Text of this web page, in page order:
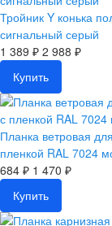
Тройник Y конька
сигнальный серый
1 389 ₽ 2 988 ₽
Купить
Планка ветровая
пленкой RAL 7024
684 ₽ 1 470 ₽
Купить